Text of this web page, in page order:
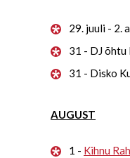
29. juuli - 2.
31 - DJ õhtu
31 - Disko
AUGUST
1 - Kihnu